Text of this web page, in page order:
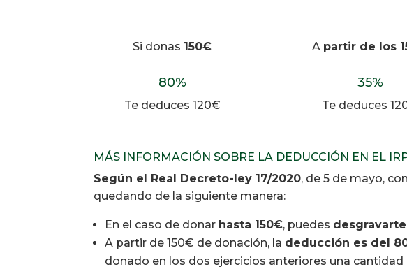
Si donas 150€
80%
Te deduces 120€
A partir de los
35%
Te deduces
MÁS INFORMACIÓN SOBRE LA DEDUCCIÓN EN EL
Según el Real Decreto-ley 17/2020, de 5 de mayo,
quedando de la siguiente manera:
En el caso de donar hasta 150€, puedes
A partir de 150€ de donación, la deducción es del
donado en los dos ejercicios anteriores una